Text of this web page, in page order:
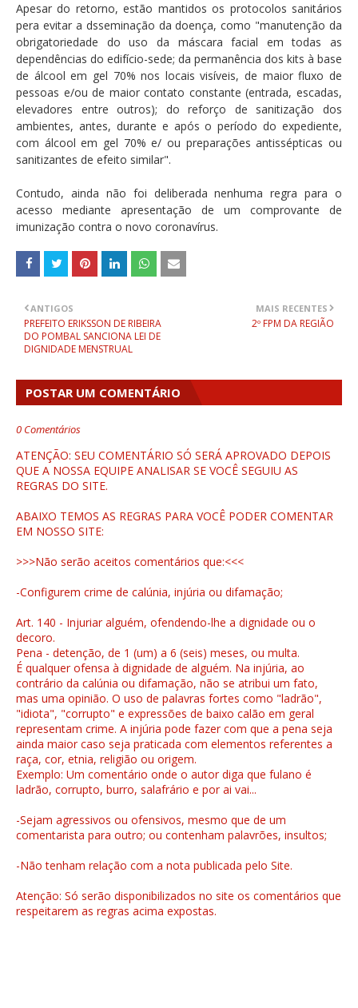
Apesar do retorno, estão mantidos os protocolos sanitários
pera evitar a dsseminação da doença, como "manutenção da
obrigatoriedade do uso da máscara facial em todas as
dependências do edifício-sede; da permanência dos kits à base
de álcool em gel 70% nos locais visíveis, de maior fluxo de
pessoas e/ou de maior contato constante (entrada, escadas,
elevadores entre outros); do reforço de sanitização dos
ambientes, antes, durante e após o período do expediente,
com álcool em gel 70% e/ ou preparações antissépticas ou
sanitizantes de efeito similar".
Contudo, ainda não foi deliberada nenhuma regra para o
acesso mediante apresentação de um comprovante de
imunização contra o novo coronavírus.
MAIS RECENTES
2º FPM DA REGIÃO
ANTIGOS
PREFEITO ERIKSSON DE RIBEIRA
DO POMBAL SANCIONA LEI DE
DIGNIDADE MENSTRUAL
POSTAR UM COMENTÁRIO
0 Comentários
ATENÇÃO: SEU COMENTÁRIO SÓ SERÁ APROVADO DEPOIS
QUE A NOSSA EQUIPE ANALISAR SE VOCÊ SEGUIU AS
REGRAS DO SITE.
ABAIXO TEMOS AS REGRAS PARA VOCÊ PODER COMENTAR
EM NOSSO SITE:
>>>Não serão aceitos comentários que:<<<
-Configurem crime de calúnia, injúria ou difamação;
Art. 140 - Injuriar alguém, ofendendo-lhe a dignidade ou o
decoro.
Pena - detenção, de 1 (um) a 6 (seis) meses, ou multa.
É qualquer ofensa à dignidade de alguém. Na injúria, ao
contrário da calúnia ou difamação, não se atribui um fato,
mas uma opinião. O uso de palavras fortes como "ladrão",
"idiota", "corrupto" e expressões de baixo calão em geral
representam crime. A injúria pode fazer com que a pena seja
ainda maior caso seja praticada com elementos referentes a
raça, cor, etnia, religião ou origem.
Exemplo: Um comentário onde o autor diga que fulano é
ladrão, corrupto, burro, salafrário e por ai vai...
-Sejam agressivos ou ofensivos, mesmo que de um
comentarista para outro; ou contenham palavrões, insultos;
-Não tenham relação com a nota publicada pelo Site.
Atenção: Só serão disponibilizados no site os comentários que
respeitarem as regras acima expostas.